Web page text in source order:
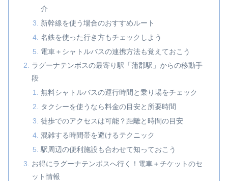
介
新幹線を使う場合のおすすめルート
名鉄を使った行き方もチェックしよう
電車＋シャトルバスの連携方法も覚えておこう
ラグーナテンボスの最寄り駅「蒲郡駅」からの移動手
段
無料シャトルバスの運行時間と乗り場をチェック
タクシーを使うなら料金の目安と所要時間
徒歩でのアクセスは可能？距離と時間の目安
混雑する時間帯を避けるテクニック
駅周辺の便利施設も合わせて知っておこう
お得にラグーナテンボスへ行く！電車＋チケットのセ
ット情報